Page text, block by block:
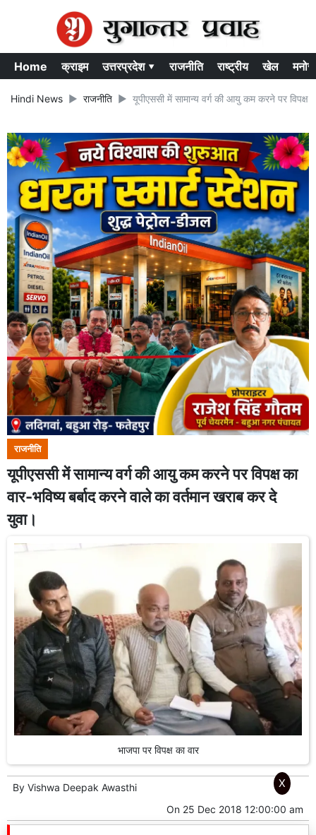
Home क्राइम उत्तरप्रदेश ▾ राजनीति राष्ट्रीय खेल
Hindi News राजनीति यूपीएससी में सामान्य वर्ग की आयु कम करने पर विपक्ष
राजनीति
यूपीएससी में सामान्य वर्ग की आयु कम करने पर विपक्ष का
वार-भविष्य बर्बाद करने वाले का वर्तमान खराब कर दे
युवा।
भाजपा पर विपक्ष का वार
By Vishwa Deepak Awasthi
On 25 Dec 2018 12:00:00 am
X